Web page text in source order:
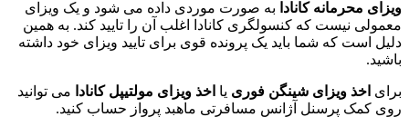
ویزای محرمانه کانادا به صورت موردی داده می شود و یک ویزای
معمولی نیست که کنسولگری کانادا اغلب آن را تایید کند. به همین
دلیل است که شما باید یک پرونده قوی برای تایید ویزای خود داشته
باشید.
برای اخذ ویزای شینگن فوری یا اخذ ویزای مولتیپل کانادا می توانید
روی کمک پرسنل آژانس مسافرتی ماهبد پرواز حساب کنید.